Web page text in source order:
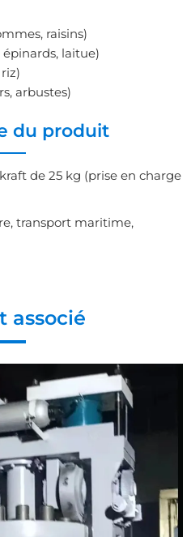
raisins)
épinards, laitue)
arbustes)
du produit
de 25 kg (prise en charge
transport maritime,
associé